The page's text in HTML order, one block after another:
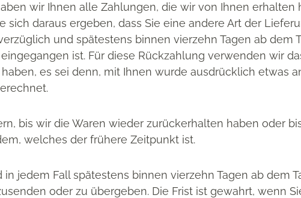
wir Ihnen alle Zahlungen, die wir von Ihnen
sich daraus ergeben, dass Sie eine andere Art der
und spätestens binnen vierzehn Tagen ab dem
ist. Für diese Rückzahlung verwenden wir
es sei denn, mit Ihnen wurde ausdrücklich etwas
bis wir die Waren wieder zurückerhalten haben oder
welches der frühere Zeitpunkt ist.
jedem Fall spätestens binnen vierzehn Tagen ab dem
oder zu übergeben. Die Frist ist gewahrt, wenn